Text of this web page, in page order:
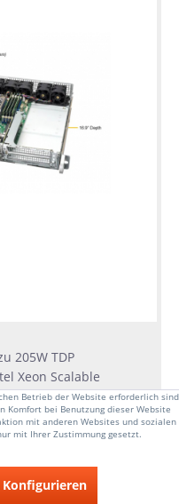
205W TDP
Xeon Scalable
RAM DDR4-
Betrieb der Website erforderlich sind
Komfort bei Benutzung dieser Website
mit anderen Websites und sozialen
mit Ihrer Zustimmung gesetzt.
Konfigurieren